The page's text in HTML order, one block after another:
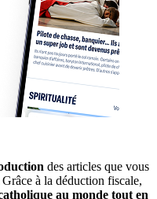
des articles que vous
à la déduction fiscale,
au monde tout en